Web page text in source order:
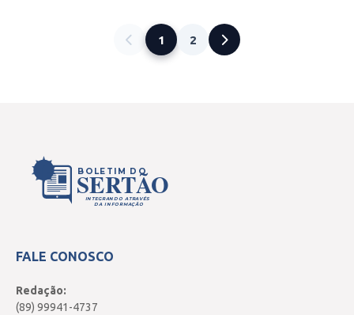
1 2
BOLETIM DO
SERTÃO
INTEGRANDO ATRAVÉS
DA INFORMAÇÃO
FALE CONOSCO
Redação:
(89) 99941-4737